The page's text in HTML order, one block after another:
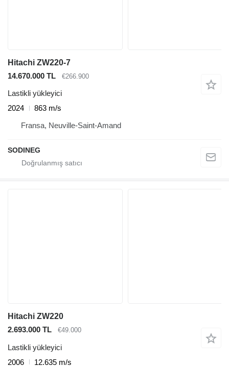
Hitachi ZW220-7
14.670.000 TL
€266.900
Lastikli yükleyici
2024
863 m/s
Fransa, Neuville-Saint-Amand
SODINEG
Hitachi ZW220
2.693.000 TL
€49.000
Lastikli yükleyici
2006
12.635 m/s